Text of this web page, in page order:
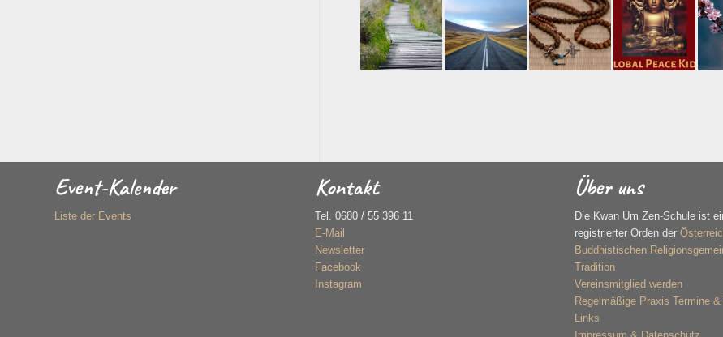
Event-Kalender
Liste der Events
Kontakt
Tel. 0680 / 55 396 11
E-Mail
Newsletter
Facebook
Instagram
Über uns
Die Kwan Um Zen-Schule ist
registrierter Orden der
Buddhistischen
Tradition
Vereinsmitglied werden
Regelmäßige Praxis Termine
Links